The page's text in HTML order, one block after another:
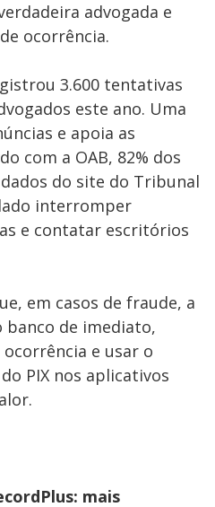
advogada e
ocorrência.
3.600 tentativas
este ano. Uma
e apoia as
com a OAB, 82% dos
do site do Tribunal
interromper
e contatar escritórios
em casos de fraude, a
de imediato,
e usar o
PIX nos aplicativos
mais